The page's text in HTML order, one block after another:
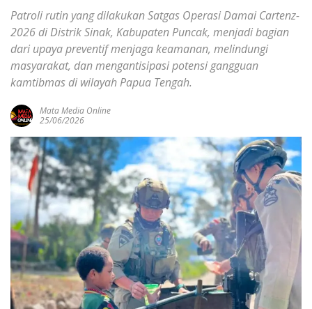
Patroli rutin yang dilakukan Satgas Operasi Damai Cartenz-
2026 di Distrik Sinak, Kabupaten Puncak, menjadi bagian
dari upaya preventif menjaga keamanan, melindungi
masyarakat, dan mengantisipasi potensi gangguan
kamtibmas di wilayah Papua Tengah.
Mata Media Online
25/06/2026